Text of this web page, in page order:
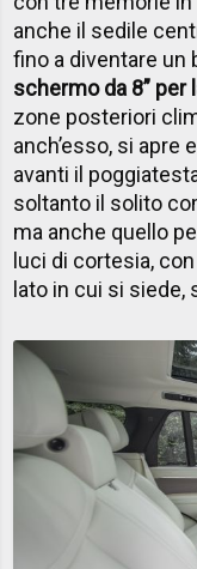
anche il sedile
fino a diventare un
schermo da 8” per
zone posteriori
anch’esso, si
avanti il
soltanto il solito
ma anche quello
luci di cortesia,
lato in cui si siede,